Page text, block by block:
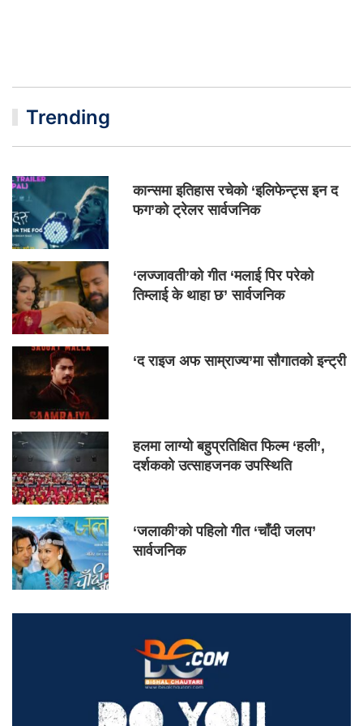
Trending
कान्समा इतिहास रचेको ‘इलिफेन्ट्स इन द
फग’को ट्रेलर सार्वजनिक
‘लज्जावती’को गीत ‘मलाई पिर परेको
तिम्लाई के थाहा छ’ सार्वजनिक
‘द राइज अफ साम्राज्य’मा सौगातको इन्ट्री
हलमा लाग्यो बहुप्रतिक्षित फिल्म ‘हली’,
दर्शकको उत्साहजनक उपस्थिति
‘जलाकी’को पहिलो गीत ‘चाँदी जलप’
सार्वजनिक